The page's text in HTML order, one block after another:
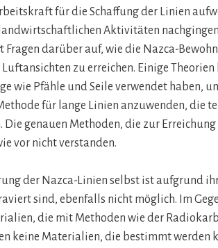
für die Schaffung der Linien
Aktivitäten
darüber auf, wie die Nazca-
zu erreichen. Einige Theorien
wie Pfähle und Seile verwendet haben,
für lange Linien anzuwenden, die
genauen Methoden, die zur
vor nicht verstanden.
der Nazca-Linien selbst ist aufgrund
sind, ebenfalls nicht möglich. Im
die mit Methoden wie der
keine Materialien, die bestimmt werden